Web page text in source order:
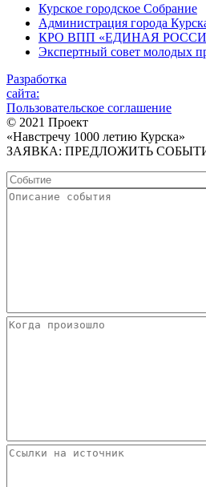
Курское городское Собрание
Администрация города
КРО ВПП «ЕДИНАЯ
Экспертный совет молодых
Разработка
сайта:
Пользовательское соглашение
© 2021 Проект
«Навстречу 1000 летию Курска»
ЗАЯВКА: ПРЕДЛОЖИТЬ